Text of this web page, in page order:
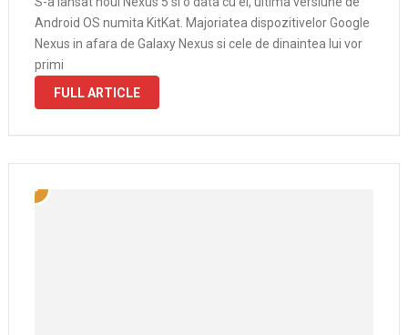
Android OS numita KitKat. Majoriatea dispozitivelor Google
Nexus in afara de Galaxy Nexus si cele de dinaintea lui vor
primi
FULL ARTICLE